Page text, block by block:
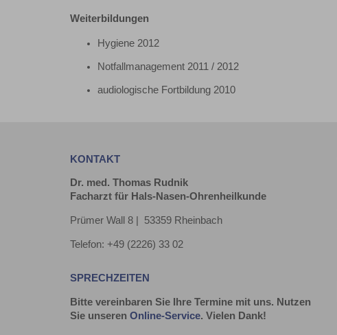
Weiterbildungen
Hygiene 2012
Notfallmanagement 2011 / 2012
audiologische Fortbildung 2010
KONTAKT
Dr. med. Thomas Rudnik
Facharzt für Hals-Nasen-Ohrenheilkunde
Prümer Wall 8 | 53359 Rheinbach
Telefon: +49 (2226) 33 02
SPRECHZEITEN
Bitte vereinbaren Sie Ihre Termine mit uns. Nutzen
Sie unseren Online-Service. Vielen Dank!